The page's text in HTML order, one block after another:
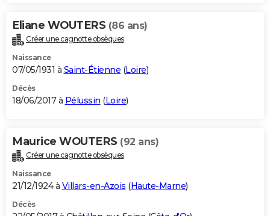
Eliane WOUTERS (86 ans)
Créer une cagnotte obsèques
Naissance
07/05/1931 à Saint-Étienne (Loire)
Décès
18/06/2017 à Pélussin (Loire)
Maurice WOUTERS (92 ans)
Créer une cagnotte obsèques
Naissance
21/12/1924 à Villars-en-Azois (Haute-Marne)
Décès